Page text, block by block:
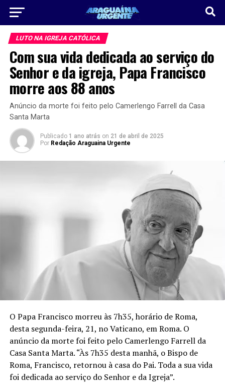
LUTO NA IGREJA CATÓLICA
Com sua vida dedicada ao serviço do
Senhor e da igreja, Papa Francisco
morre aos 88 anos
Anúncio da morte foi feito pelo Camerlengo Farrell da Casa
Santa Marta
Publicado 1 ano atrás on 21 de abril de 2025
Por Redação Araguaina Urgente
O Papa Francisco morreu às 7h35, horário de Roma,
desta segunda-feira, 21, no Vaticano, em Roma. O
anúncio da morte foi feito pelo Camerlengo Farrell da
Casa Santa Marta. “Às 7h35 desta manhã, o Bispo de
Roma, Francisco, retornou à casa do Pai. Toda a sua vida
foi dedicada ao serviço do Senhor e da Igreja”.